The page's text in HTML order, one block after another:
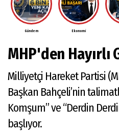
Üye Paneli
Haber
Arşivi
Haberleri
Anketler
Gündem Ekonomi
MHP'den Hayırlı
Milliyetçi Hareket Partisi
Başkan Bahçeli’nin
Komşum” ve “Derdin
başlıyor.